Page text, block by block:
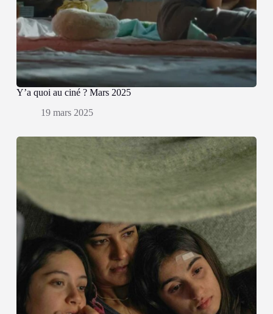
Y’a quoi au ciné ? Mars 2025
19 mars 2025